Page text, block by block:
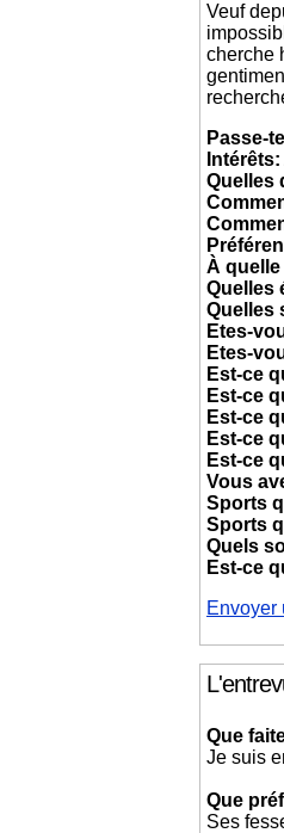
Veuf
cherche
Passe-
Intérêts:
Quelles
À
Quelles
Quelles
Etes-
Etes-
Est-ce
Est-ce
Est-ce
Est-ce
Est-ce
Vous
Sports
Sports
Quels
Est-ce
Envoyer
Que
Je suis
Que
Ses